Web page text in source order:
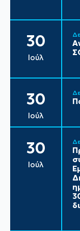
30
Ιούλ
30
Ιούλ
30
Ιούλ